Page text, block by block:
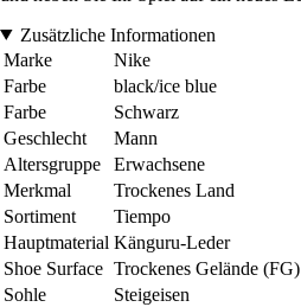
Zusätzliche Informationen
Marke
Nike
Farbe
black/ice blue
Farbe
Schwarz
Geschlecht
Mann
Altersgruppe
Erwachsene
Merkmal
Trockenes Land
Sortiment
Tiempo
Hauptmaterial Känguru-Leder
Shoe Surface Trockenes Gelände (FG)
Sohle
Steigeisen